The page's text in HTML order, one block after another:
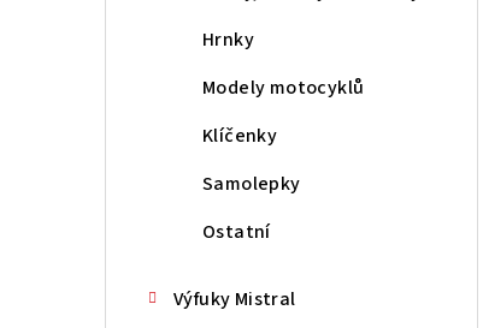
Hrnky
Modely motocyklů
Klíčenky
Samolepky
Ostatní
Výfuky Mistral